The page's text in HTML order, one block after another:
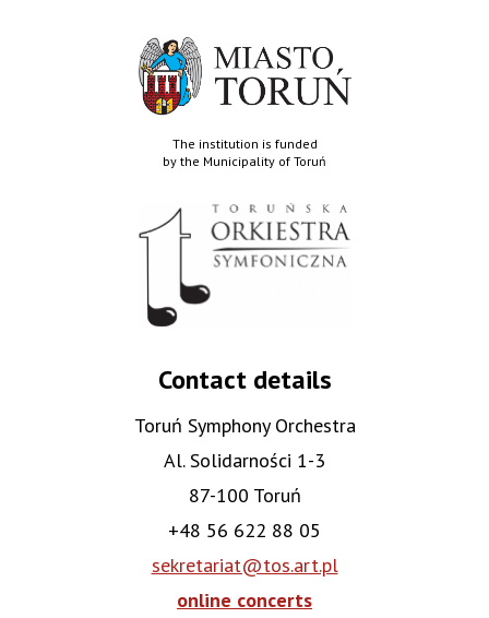
The institution is funded
by the Municipality of Toruń
Contact details
Toruń Symphony Orchestra
Al. Solidarności 1-3
87-100 Toruń
+48 56 622 88 05
sekretariat@tos.art.pl
online concerts